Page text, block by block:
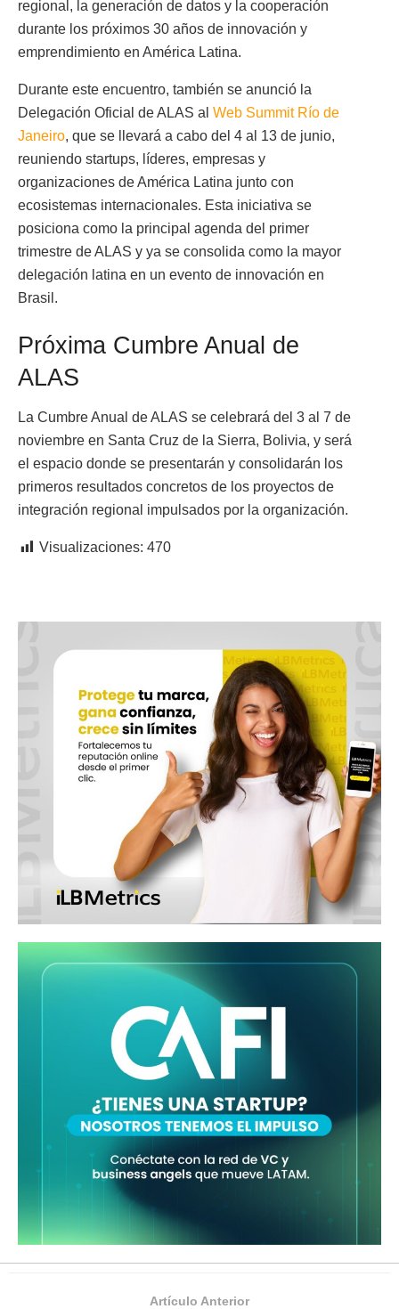
regional, la generación de datos y la cooperación
durante los próximos 30 años de innovación y
emprendimiento en América Latina.
Durante este encuentro, también se anunció la
Delegación Oficial de ALAS al Web Summit Río de
Janeiro, que se llevará a cabo del 4 al 13 de junio,
reuniendo startups, líderes, empresas y
organizaciones de América Latina junto con
ecosistemas internacionales. Esta iniciativa se
posiciona como la principal agenda del primer
trimestre de ALAS y ya se consolida como la mayor
delegación latina en un evento de innovación en
Brasil.
Próxima Cumbre Anual de
ALAS
La Cumbre Anual de ALAS se celebrará del 3 al 7 de
noviembre en Santa Cruz de la Sierra, Bolivia, y será
el espacio donde se presentarán y consolidarán los
primeros resultados concretos de los proyectos de
integración regional impulsados por la organización.
Visualizaciones: 470
Artículo Anterior